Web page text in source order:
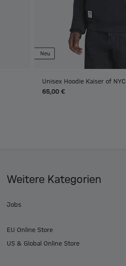
Neu
Unisex Hoodie Kaiser of NYC
65,00 €
Weitere Kategorien
Jobs
EU Online Store
US & Global Online Store